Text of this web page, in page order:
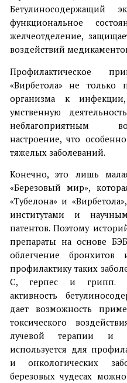
Бетулиносодержащий
функциональное
желчеотделение,
воздействий
Профилактическое
«Вирбетола» не только
организма к
умственную
неблагоприятным
настроение, что
тяжелых заболеваний.
Конечно, это лишь
«Березовый мир»,
«Тубелона» и
институтами и
патентов. Поэтому
препараты на основе
облегчение
профилактику таких
С, герпес и грипп.
активность
дает возможность
токсического
лучевой терапии и
используется для
и онкологических
березовых чудесах